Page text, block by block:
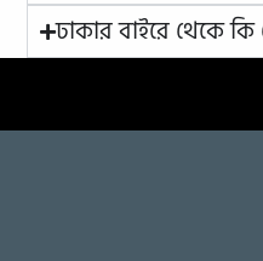
ঢাকার বাইরে থেকে কি